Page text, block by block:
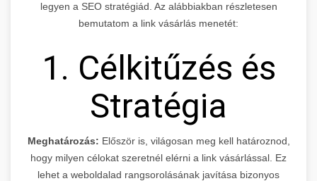
legyen a SEO stratégiád. Az alábbiakban részletesen
bemutatom a link vásárlás menetét:
1. Célkitűzés és
Stratégia
Meghatározás: Először is, világosan meg kell határoznod,
hogy milyen célokat szeretnél elérni a link vásárlással. Ez
lehet a weboldalad rangsorolásának javítása bizonyos